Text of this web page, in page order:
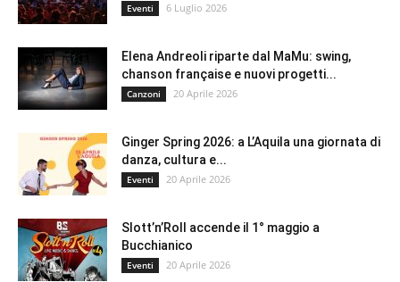
Eventi 6 Luglio 2026
Elena Andreoli riparte dal MaMu: swing,
chanson française e nuovi progetti...
Canzoni 20 Aprile 2026
Ginger Spring 2026: a L’Aquila una giornata di
danza, cultura e...
Eventi 20 Aprile 2026
Slott’n’Roll accende il 1° maggio a
Bucchianico
Eventi 20 Aprile 2026